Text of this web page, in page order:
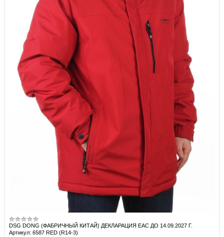
DSG DONG (ФАБРИЧНЫЙ КИТАЙ) ДЕКЛАРАЦИЯ EAC ДО 14.09.2027 Г.
Артикул: 6587 RED (R14-3)